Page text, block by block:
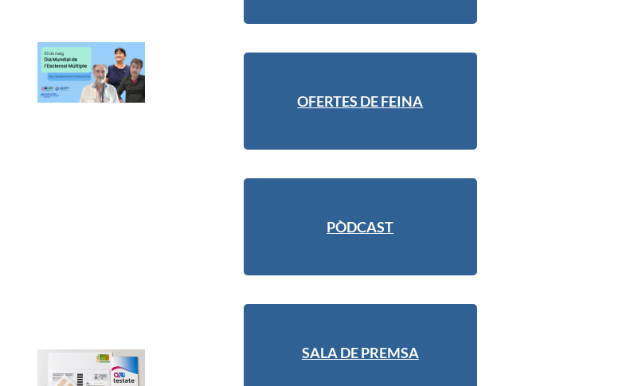
OFERTES DE FEINA
PÒDCAST
SALA DE PREMSA